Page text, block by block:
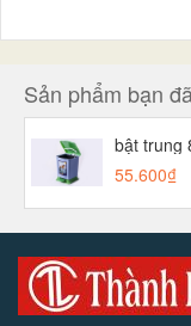
Sản phẩm bạn
bật trung
55.600₫